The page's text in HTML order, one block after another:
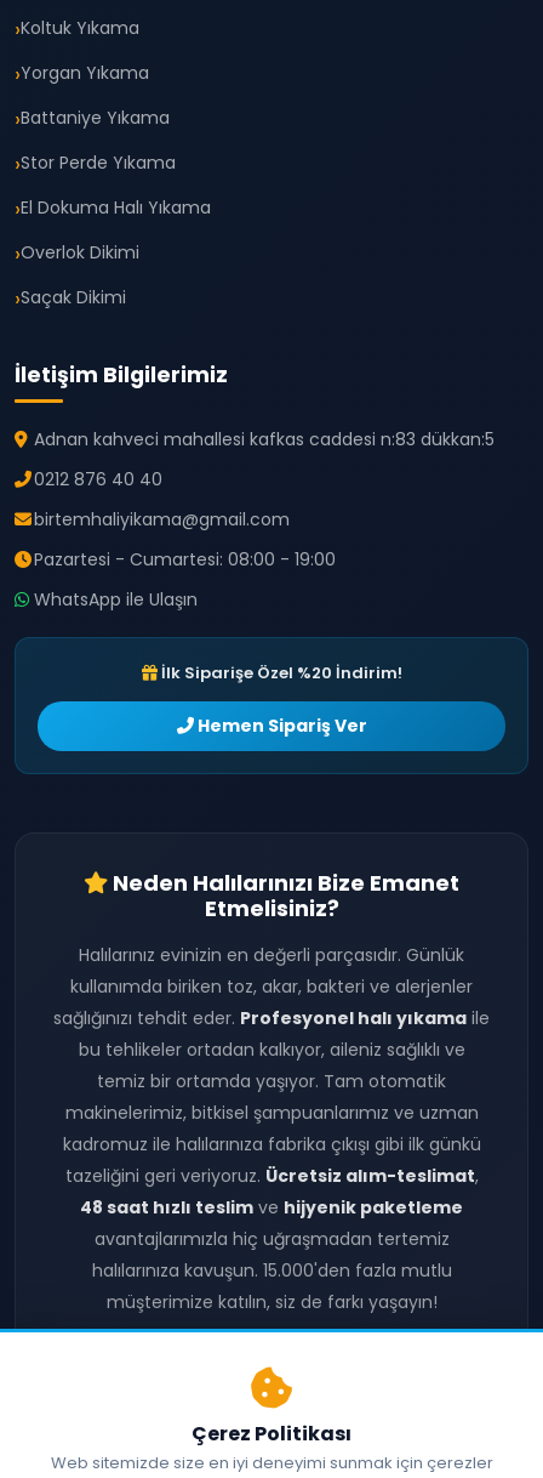
Koltuk Yıkama
Yorgan Yıkama
Battaniye Yıkama
Stor Perde Yıkama
El Dokuma Halı Yıkama
Overlok Dikimi
Saçak Dikimi
İletişim Bilgilerimiz
Adnan kahveci mahallesi kafkas caddesi n:83 dükkan:5
0212 876 40 40
birtemhaliyikama@gmail.com
Pazartesi - Cumartesi: 08:00 - 19:00
WhatsApp ile Ulaşın
İlk Siparişe Özel %20 İndirim!
Hemen Sipariş Ver
Neden Halılarınızı Bize Emanet
Etmelisiniz?
Halılarınız evinizin en değerli parçasıdır. Günlük
kullanımda biriken toz, akar, bakteri ve alerjenler
sağlığınızı tehdit eder. Profesyonel halı yıkama ile
bu tehlikeler ortadan kalkıyor, aileniz sağlıklı ve
temiz bir ortamda yaşıyor. Tam otomatik
makinelerimiz, bitkisel şampuanlarımız ve uzman
kadromuz ile halılarınıza fabrika çıkışı gibi ilk günkü
tazeliğini geri veriyoruz. Ücretsiz alım-teslimat,
48 saat hızlı teslim ve hijyenik paketleme
avantajlarımızla hiç uğraşmadan tertemiz
halılarınıza kavuşun. 15.000'den fazla mutlu
müşterimize katılın, siz de farkı yaşayın!
Müşteri Yorumları
Fiyatlarımız
Çerez Politikası
Web sitemizde size en iyi deneyimi sunmak için çerezler